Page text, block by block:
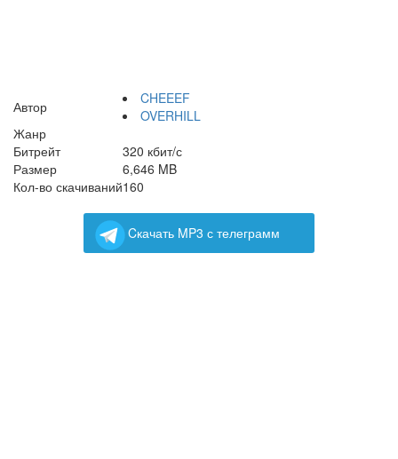
Автор
CHEEEF
OVERHILL
Жанр
Битрейт
320 кбит/с
Размер
6,646 MB
Кол-во скачиваний160
Cкачать MP3 с телеграмм